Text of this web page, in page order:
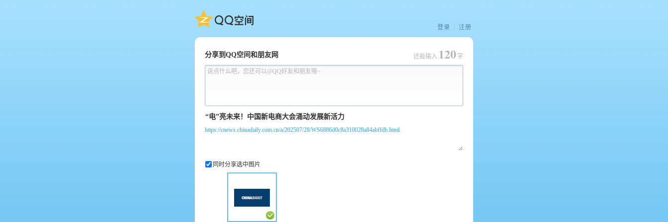
QQ空间
登录 注册
分享到QQ空间和朋友网
说点什么吧，您还可以@QQ好友和朋友哦~
还能输入 120 字
https://cnews.chinadaily.com.cn/a/202507/28/WS6886d0c8a310028a84abffdb.html
同时分享选中图片